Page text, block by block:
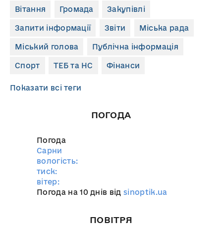
Вітання Громада Закупівлі
Запити інформації Звіти Міська рада
Міський голова Публічна інформація
Спорт ТЕБ та НС Фінанси
Показати всі теги
ПОГОДА
Погода
Сарни
вологість:
тиск:
вітер:
Погода на 10 днів відsinoptik.ua
ПОВІТРЯ